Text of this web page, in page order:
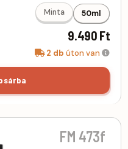
Minta 50ml
9.490 Ft
2 db úton van
FM 473f